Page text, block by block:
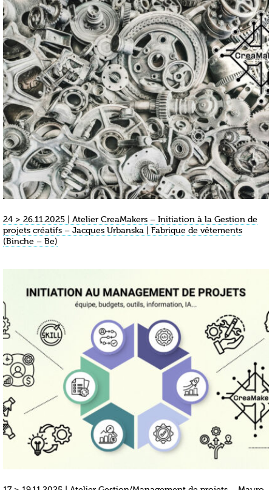
24 > 26.11.2025 | Atelier CreaMakers – Initiation à la Gestion de
projets créatifs – Jacques Urbanska | Fabrique de vêtements
(Binche – Be)